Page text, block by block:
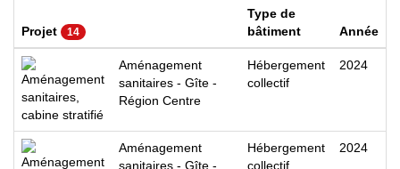
Projet 14
Type de
bâtiment
Année
Aménagement
sanitaires - Gîte -
Région Centre
Hébergement
collectif
2024
Aménagement
sanitaires - Gîte -
Hébergement
collectif
2024